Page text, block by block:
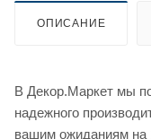
ОПИСАНИЕ
В Декор.Маркет мы
надежного
вашим ожиданиям